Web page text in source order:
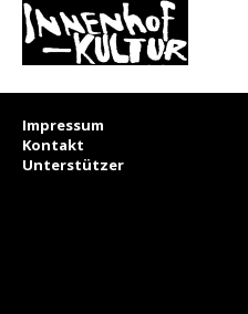
Impressum
Kontakt
Unterstützer